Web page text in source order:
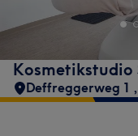
Kosmetikstudio
Deffreggerweg 1 ,